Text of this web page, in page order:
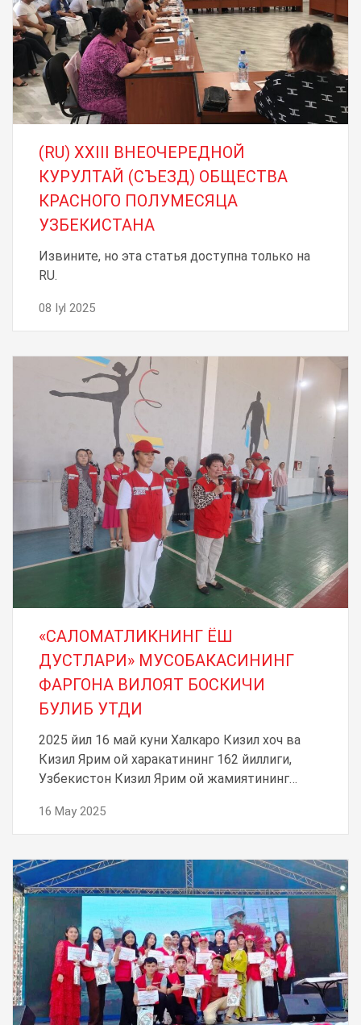
(RU) XXIII ВНЕОЧЕРЕДНОЙ
КУРУЛТАЙ (СЪЕЗД) ОБЩЕСТВА
КРАСНОГО ПОЛУМЕСЯЦА
УЗБЕКИСТАНА
Извините, но эта статья доступна только на
RU.
08 Iyl 2025
«САЛОМАТЛИКНИНГ ЁШ
ДУСТЛАРИ» МУСОБАКАСИНИНГ
ФАРГОНА ВИЛОЯТ БОСКИЧИ
БУЛИБ УТДИ
2025 йил 16 май куни Халкаро Кизил хоч ва
Кизил Ярим ой харакатининг 162 йиллиги,
Узбекистон Кизил Ярим ой жамиятининг…
16 May 2025